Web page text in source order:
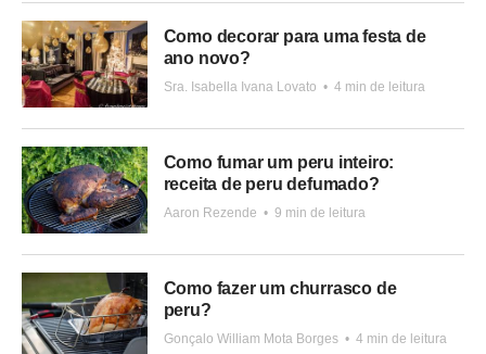
Como decorar para uma festa de
ano novo?
Sra. Isabella Ivana Lovato • 4 min de leitura
Como fumar um peru inteiro:
receita de peru defumado?
Aaron Rezende • 9 min de leitura
Como fazer um churrasco de
peru?
Gonçalo William Mota Borges • 4 min de leitura